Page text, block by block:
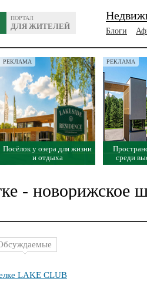
ПОРТАЛ
ДЛЯ ЖИТЕЛЕЙ
Блоги
РЕКЛАМА
Посёлок у озера для жизни
и отдыха
РЕКЛАМА
среди
- новорижское
LAKE CLUB